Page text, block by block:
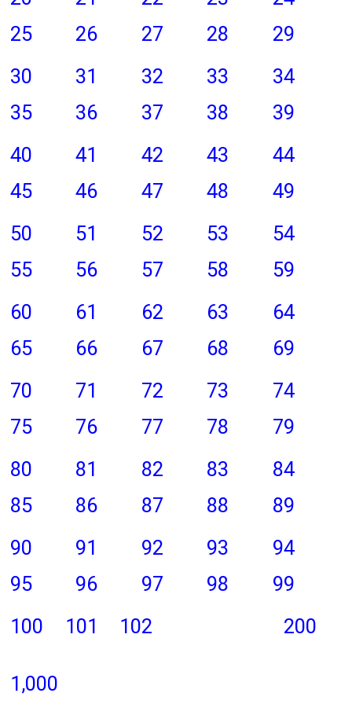
25
26 27 28
29
30
31 32 33
34
35
36 37 38
39
40
41 42 43
44
45
46 47 48
49
50
51 52 53
54
55
56 57 58
59
60
61 62 63
64
65
66 67 68
69
70
71 72 73
74
75
76 77 78
79
80
81 82 83
84
85
86 87 88
89
90
91 92 93
94
95
96 97 98
99
100
101 102 200
1,000